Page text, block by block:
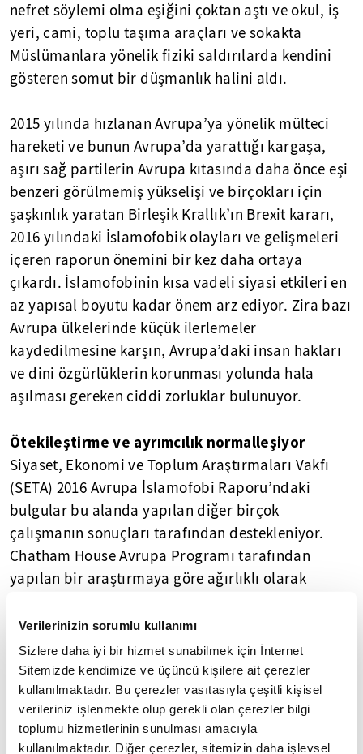
Verilerinizin sorumlu kullanımı
Sizlere daha iyi bir hizmet sunabilmek için İnternet
Sitemizde kendimize ve üçüncü kişilere ait çerezler
kullanılmaktadır. Bu çerezler vasıtasıyla çeşitli kişisel
verileriniz işlenmekte olup gerekli olan çerezler bilgi
toplumu hizmetlerinin sunulması amacıyla
kullanılmaktadır. Diğer çerezler, sitemizin daha işlevsel
nefret söylemi olma eşiğini çoktan aştı ve okul, iş
yeri, cami, toplu taşıma araçları ve sokakta
Müslümanlara yönelik fiziki saldırılarda kendini
gösteren somut bir düşmanlık halini aldı.
2015 yılında hızlanan Avrupa’ya yönelik mülteci
hareketi ve bunun Avrupa’da yarattığı kargaşa,
aşırı sağ partilerin Avrupa kıtasında daha önce eşi
benzeri görülmemiş yükselişi ve birçokları için
şaşkınlık yaratan Birleşik Krallık’ın Brexit kararı,
2016 yılındaki İslamofobik olayları ve gelişmeleri
içeren raporun önemini bir kez daha ortaya
çıkardı. İslamofobinin kısa vadeli siyasi etkileri en
az yapısal boyutu kadar önem arz ediyor. Zira bazı
Avrupa ülkelerinde küçük ilerlemeler
kaydedilmesine karşın, Avrupa’daki insan hakları
ve dini özgürlüklerin korunması yolunda hala
aşılması gereken ciddi zorluklar bulunuyor.
Ötekileştirme ve ayrımcılık normalleşiyor
Siyaset, Ekonomi ve Toplum Araştırmaları Vakfı
(SETA) 2016 Avrupa İslamofobi Raporu’ndaki
bulgular bu alanda yapılan diğer birçok
çalışmanın sonuçları tarafından destekleniyor.
Chatham House Avrupa Programı tarafından
yapılan bir araştırmaya göre ağırlıklı olarak
kamuoyu tepkisi, sadece Trump yönetimi
(Müslümanların ülkeye girişinin yasaklanması) ile
sınırlı değil. Araştırma kapsamında Avusturya,
Belçika, Fransa, Almanya, Yunanistan, Macaristan,
İtalya, Polonya, İspanya ve Birleşik Krallık’taki
katılımcılara “Müslüman göçmenler başta olmak